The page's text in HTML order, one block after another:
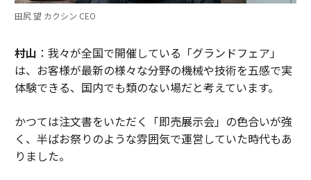
田尻 望 カクシン CEO
村山 ：我々が全国で開催している「グランドフェア」
は、お客様が最新の様々な分野の機械や技術を五感で実
体験できる、国内でも類のない場だと考えています。
かつては注文書をいただく「即売展示会」の色合いが強
く、半ばお祭りのような雰囲気で運営していた時代もあ
りました。